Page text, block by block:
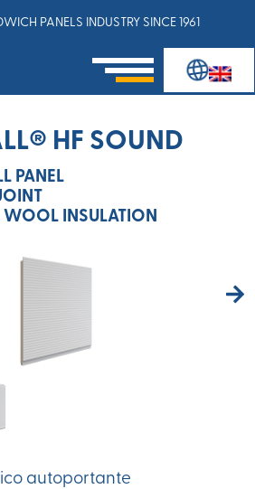
PANELS INDUSTRY SINCE 1961
HF SOUND
PANEL
INSULATION
autoportante